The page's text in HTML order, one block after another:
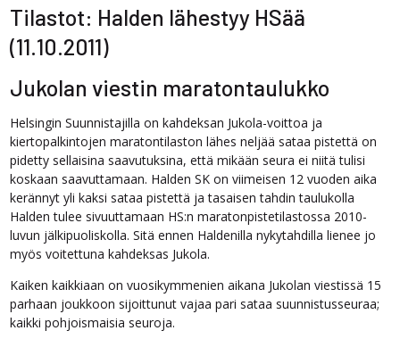
Tilastot: Halden lähestyy HSää
(11.10.2011)
Jukolan viestin maratontaulukko
Helsingin Suunnistajilla on kahdeksan Jukola-voittoa ja
kiertopalkintojen maratontilaston lähes neljää sataa pistettä on
pidetty sellaisina saavutuksina, että mikään seura ei niitä tulisi
koskaan saavuttamaan. Halden SK on viimeisen 12 vuoden aika
kerännyt yli kaksi sataa pistettä ja tasaisen tahdin taulukolla
Halden tulee sivuuttamaan HS:n maratonpistetilastossa 2010-
luvun jälkipuoliskolla. Sitä ennen Haldenilla nykytahdilla lienee jo
myös voitettuna kahdeksas Jukola.
Kaiken kaikkiaan on vuosikymmenien aikana Jukolan viestissä 15
parhaan joukkoon sijoittunut vajaa pari sataa suunnistusseuraa;
kaikki pohjoismaisia seuroja.